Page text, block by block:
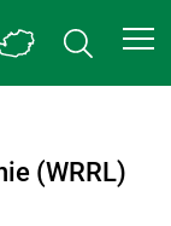
(WRRL)